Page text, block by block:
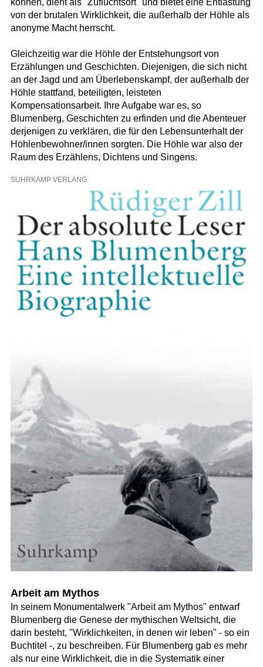
von der brutalen Wirklichkeit, die außerhalb der Höhle als
anonyme Macht herrscht.
Gleichzeitig war die Höhle der Entstehungsort von
Erzählungen und Geschichten. Diejenigen, die sich nicht
an der Jagd und am Überlebenskampf, der außerhalb der
Höhle stattfand, beteiligten, leisteten
Kompensationsarbeit. Ihre Aufgabe war es, so
Blumenberg, Geschichten zu erfinden und die Abenteuer
derjenigen zu verklären, die für den Lebensunterhalt der
Höhlenbewohner/innen sorgten. Die Höhle war also der
Raum des Erzählens, Dichtens und Singens.
SUHRKAMP VERLANG
Arbeit am Mythos
In seinem Monumentalwerk "Arbeit am Mythos" entwarf
Blumenberg die Genese der mythischen Weltsicht, die
darin besteht, "Wirklichkeiten, in denen wir leben" - so ein
Buchtitel -, zu beschreiben. Für Blumenberg gab es mehr
als nur eine Wirklichkeit, die in die Systematik einer